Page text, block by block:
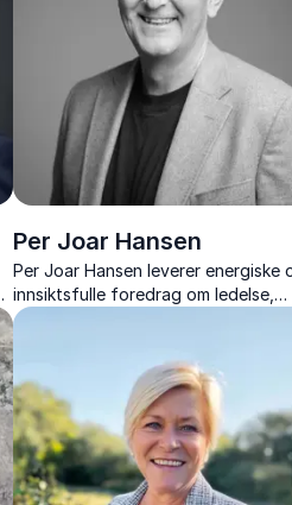
Per Joar Hansen
Per Joar Hansen leverer energiske
innsiktsfulle foredrag om ledelse,
lagbygging og prestasjon i krevende
situasjoner.